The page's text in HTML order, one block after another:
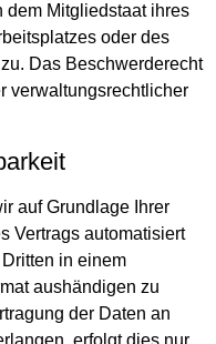
dem Mitgliedstaat ihres
oder des
Das Beschwerderecht
verwaltungsrechtlicher
auf Grundlage Ihrer
Vertrags automatisiert
in einem
aushändigen zu
der Daten an
erfolgt dies nur,